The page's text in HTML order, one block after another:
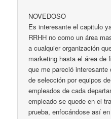
NOVEDOSO
Es interesante el capitulo
RRHH no como un área
a cualquier organización
marketing hasta el área de
que me pareció
de selección por equipos
empleados de cada
empleado se quede en el
prueba, enfocándose así